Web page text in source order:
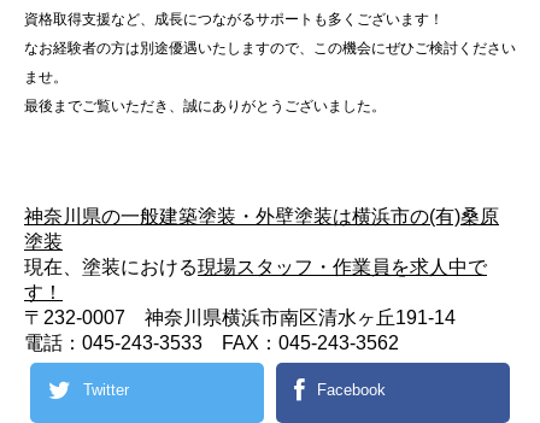
資格取得支援など、成長につながるサポートも多くございます！
なお経験者の方は別途優遇いたしますので、この機会にぜひご検討ください
ませ。
最後までご覧いただき、誠にありがとうございました。
神奈川県の一般建築塗装・外壁塗装は横浜市の(有)桑原
塗装
現在、塗装における現場スタッフ・作業員を求人中で
す！
〒232-0007 神奈川県横浜市南区清水ヶ丘191-14
電話：045-243-3533 FAX：045-243-3562
Twitter Facebook